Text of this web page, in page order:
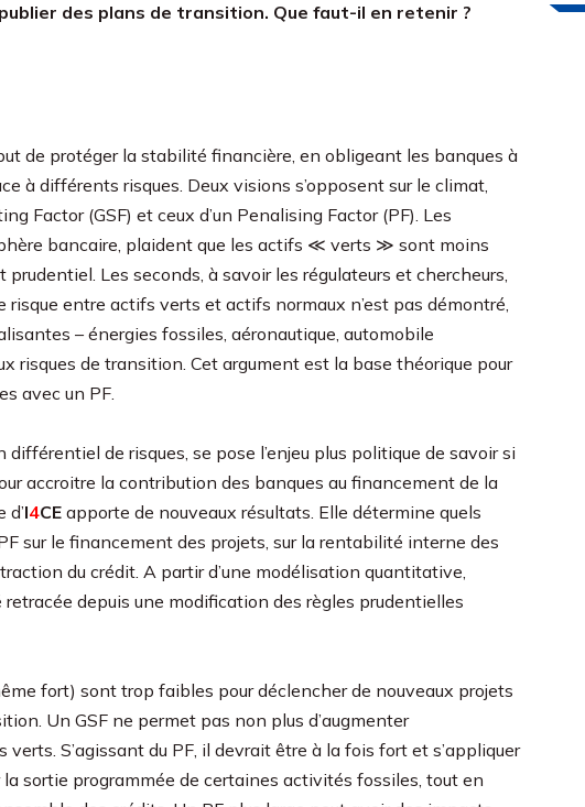
des plans de transition. Que faut-il en retenir ?
de protéger la stabilité financière, en obligeant les banques à
à différents risques. Deux visions s’opposent sur le climat,
Factor (GSF) et ceux d’un Penalising Factor (PF). Les
bancaire, plaident que les actifs ≪ verts ≫ sont moins
Les seconds, à savoir les régulateurs et chercheurs,
entre actifs verts et actifs normaux n’est pas démontré,
– énergies fossiles, aéronautique, automobile
risques de transition. Cet argument est la base théorique pour
avec un PF.
différentiel de risques, se pose l’enjeu plus politique de savoir si
accroitre la contribution des banques au financement de la
d’I4CE apporte de nouveaux résultats. Elle détermine quels
sur le financement des projets, sur la rentabilité interne des
du crédit. A partir d’une modélisation quantitative,
retracée depuis une modification des règles prudentielles
fort) sont trop faibles pour déclencher de nouveaux projets
Un GSF ne permet pas non plus d’augmenter
S’agissant du PF, il devrait être à la fois fort et s’appliquer
sortie programmée de certaines activités fossiles, tout en